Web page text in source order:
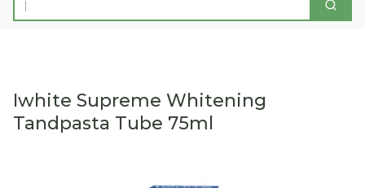
Product, merk, categorie... Zoek
Iwhite Supreme Whitening
Tandpasta Tube 75ml